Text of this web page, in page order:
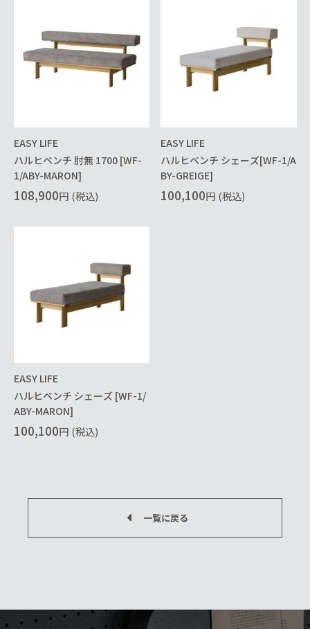
EASY LIFE
ハルヒベンチ 肘無 1700 [WF-
1/ABY-MARON]
108,900円 (税込)
EASY LIFE
ハルヒベンチ シェーズ[WF-1/A
BY-GREIGE]
100,100円 (税込)
EASY LIFE
ハルヒベンチ シェーズ [WF-1/
ABY-MARON]
100,100円 (税込)
一覧に戻る